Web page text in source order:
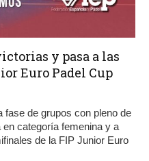
y pasa a las
Euro Padel Cup
fase de grupos con pleno de
categoría femenina y a
de la FIP Junior Euro